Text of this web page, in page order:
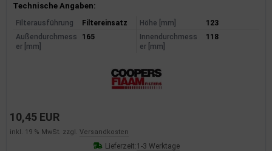
Produktinformationen
Technische Angaben:
Filterausführung Filtereinsatz Höhe [mm]
123
Außendurchmess
er [mm]
165
Innendurchmess
er [mm]
118
10,45 EUR
inkl. 19 % MwSt. zzgl. Versandkosten
Lieferzeit:1-3 Werktage